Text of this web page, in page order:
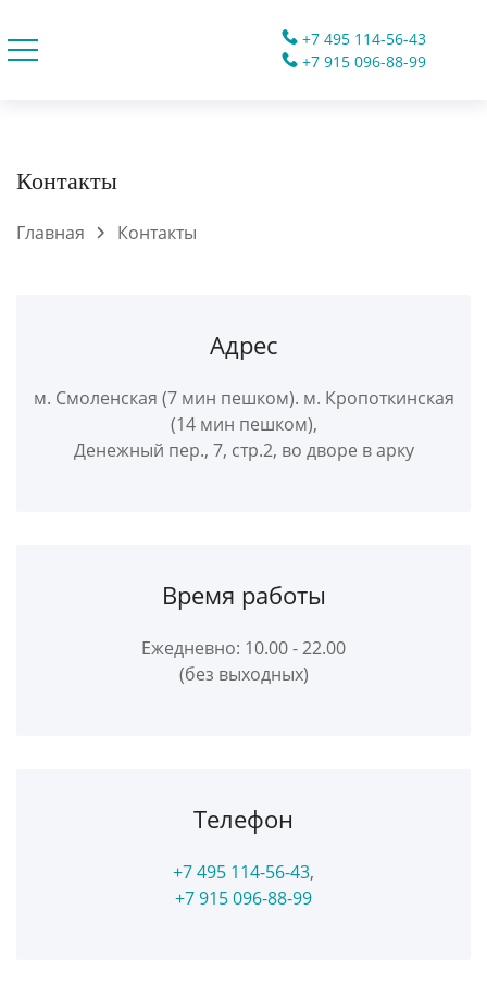
+7 495 114-56-43
+7 915 096-88-99
Контакты
Главная Контакты
Адрес
м. Смоленская (7 мин пешком). м. Кропоткинская
(14 мин пешком),
Денежный пер., 7, стр.2, во дворе в арку
Время работы
Ежедневно: 10.00 - 22.00
(без выходных)
Телефон
+7 495 114-56-43,
+7 915 096-88-99